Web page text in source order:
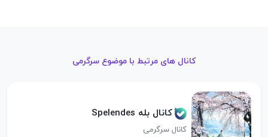
کانال های مرتبط با موضوع سرگرمی
کانال بله Spelendes
کانال سرگرمی